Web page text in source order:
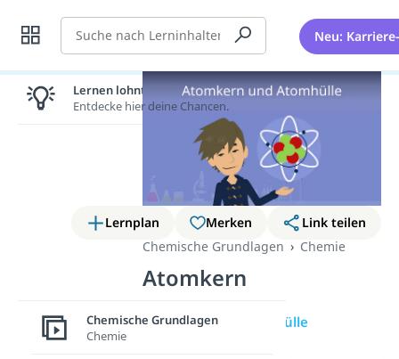
Suche Neu:
Lernplan Merken
Link teilen
Chemische Grundlagen
Chemie
Atomkern
Atomkern Atomhülle
Lernen lohnt sich!
Entdecke hier deine Chancen.
Chemische Grundlagen
Chemie